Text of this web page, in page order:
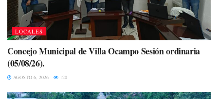
LOCALES
Concejo Municipal de Villa Ocampo Sesión ordinaria
(05/08/26).
AGOSTO 6, 2026 120